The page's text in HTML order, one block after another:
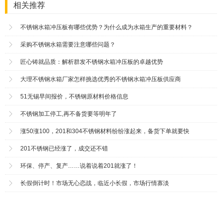
相关推荐
不锈钢水箱冲压板有哪些优势？为什么成为水箱生产的重要材料？
采购不锈钢水箱需要注意哪些问题？
匠心铸就品质：解析群发不锈钢水箱冲压板的卓越优势
大理不锈钢水箱厂家怎样挑选优秀的不锈钢水箱冲压板供应商
51无锡早间报价，不锈钢原材料价格信息
不锈钢加工停工,再不备货要等明年了
涨50涨100，201和304不锈钢材料纷纷涨起来，备货下单就要快
201不锈钢已经涨了，成交还不错
环保、停产、复产……说着说着201就涨了！
长假倒计时！市场无心恋战，临近小长假，市场行情寡淡